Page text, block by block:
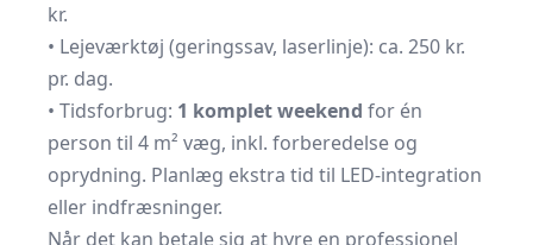
kr.
• Lejeværktøj (geringssav, laserlinje): ca. 250 kr.
pr. dag.
• Tidsforbrug: 1 komplet weekend for én
person til 4 m² væg, inkl. forberedelse og
oprydning. Planlæg ekstra tid til LED-integration
eller indfræsninger.
Når det kan betale sig at hyre en professionel